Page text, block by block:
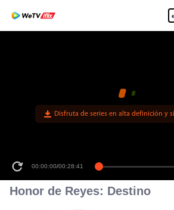
Disfruta de series en alta definición y
00:00:00/00:28:41
Honor de Reyes: Destino